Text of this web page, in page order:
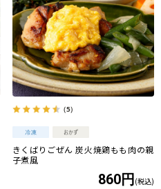
（5）
きくばりごぜん 炭火焼鶏もも肉の親
子煮風
860円 (税込)